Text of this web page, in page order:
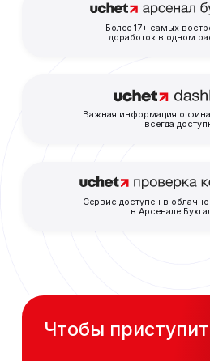
Более 17+ самых
доработок в одном
Важная информация о
всегда
Сервис доступен в
в Арсенале
Чтобы